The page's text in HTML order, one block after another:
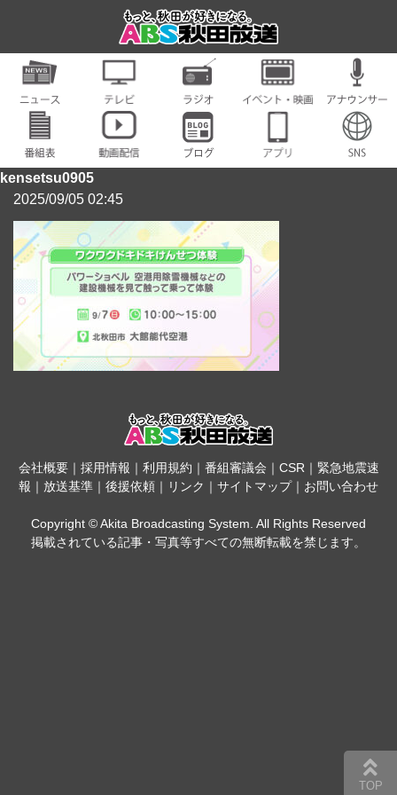
kensetsu0905
2025/09/05 02:45
会社概要｜ 採用情報 ｜ 利用規約 ｜ 番組審議会 ｜ CSR｜ 緊急地震速
報 ｜ 放送基準 ｜ 後援依頼 ｜ リンク ｜ サイトマップ｜ お問い合わせ
Copyright © Akita Broadcasting System. All Rights Reserved
掲載されている記事・写真等すべての無断転載を禁じます。